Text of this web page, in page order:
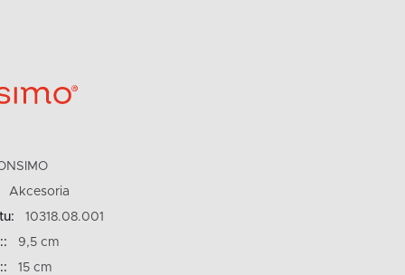
Akcesoria
10318.08.001
9,5 cm
15 cm